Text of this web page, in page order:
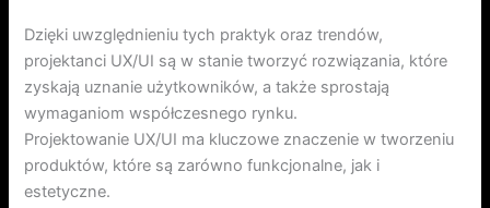
Dzięki uwzględnieniu tych praktyk oraz trendów,
projektanci UX/UI są w stanie tworzyć rozwiązania, które
zyskają uznanie użytkowników, a także sprostają
wymaganiom współczesnego rynku.
Projektowanie UX/UI ma kluczowe znaczenie w tworzeniu
produktów, które są zarówno funkcjonalne, jak i
estetyczne.